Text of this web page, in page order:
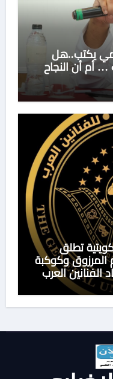
يكتب..هل
… أم أن النجاح
تطلق
المرزوق وكوكبة
الفنانين العرب